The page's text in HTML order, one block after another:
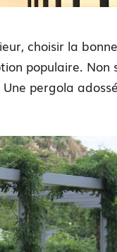
choisir la
populaire. Non
pergola